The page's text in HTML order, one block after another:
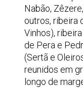
Nabão,
outros, ribeira
Vinhos),
de Pera e
(Sertã e
reunidos em
longo de